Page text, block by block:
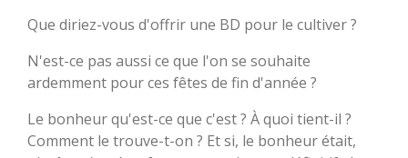
Que diriez-vous d'offrir une BD pour le cultiver ?
N'est-ce pas aussi ce que l'on se souhaite
ardemment pour ces fêtes de fin d'année ?
Le bonheur qu'est-ce que c'est ? À quoi tient-il ?
Comment le trouve-t-on ? Et si, le bonheur était,